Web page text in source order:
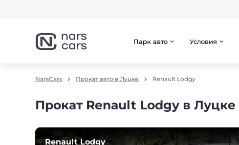
Парк авто Условия
NarsCars Прокат авто в Луцке Renault Lodgy
Прокат Renault Lodgy в Луцке
Renault Lodgy